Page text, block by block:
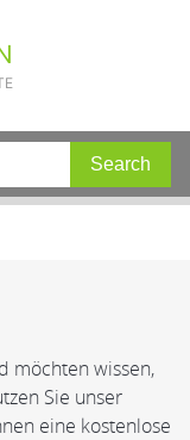
– Schutz für
möchten wissen,
Sie unser
eine kostenlose